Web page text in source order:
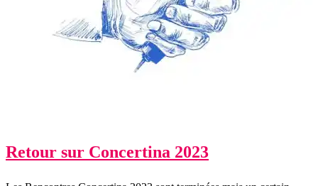
Retour sur Concertina 2023